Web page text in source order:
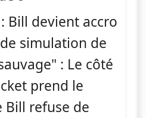
Bill devient accro
simulation de
: Le côté
prend le
Bill refuse de